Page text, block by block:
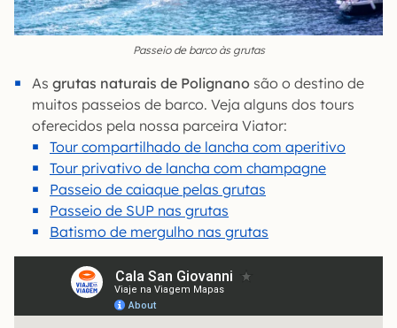
Passeio de barco às grutas
As grutas naturais de Polignano são o destino de
muitos passeios de barco. Veja alguns dos tours
oferecidos pela nossa parceira Viator:
Tour compartilhado de lancha com aperitivo
Tour privativo de lancha com champagne
Passeio de caiaque pelas grutas
Passeio de SUP nas grutas
Batismo de mergulho nas grutas